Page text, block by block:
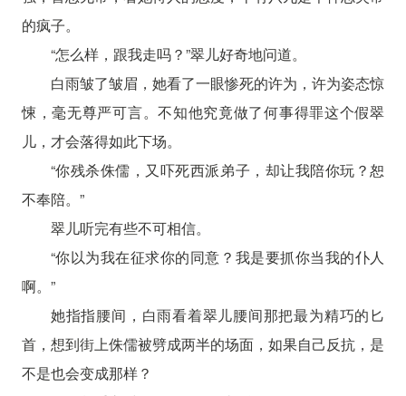
的疯子。
“怎么样，跟我走吗？”翠儿好奇地问道。
白雨皱了皱眉，她看了一眼惨死的许为，许为姿态惊
悚，毫无尊严可言。不知他究竟做了何事得罪这个假翠
儿，才会落得如此下场。
“你残杀侏儒，又吓死西派弟子，却让我陪你玩？恕
不奉陪。”
翠儿听完有些不可相信。
“你以为我在征求你的同意？我是要抓你当我的仆人
啊。”
她指指腰间，白雨看着翠儿腰间那把最为精巧的匕
首，想到街上侏儒被劈成两半的场面，如果自己反抗，是
不是也会变成那样？